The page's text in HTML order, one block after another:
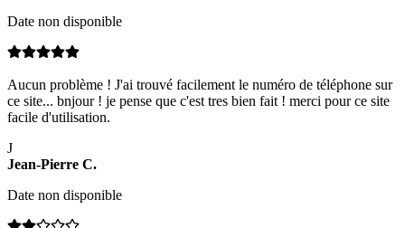
Date non disponible
Aucun problème ! J'ai trouvé facilement le numéro de téléphone sur
ce site... bnjour ! je pense que c'est tres bien fait ! merci pour ce site
facile d'utilisation.
J
Jean-Pierre C.
Date non disponible